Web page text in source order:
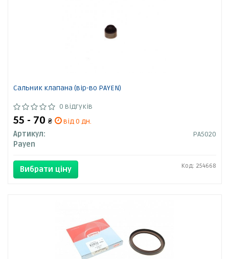
Сальник клапана (вір-во PAYEN)
0 відгуків
55 - 70 ₴
від 0 дн.
Артикул:
PA5020
Payen
Вибрати ціну Код: 254668